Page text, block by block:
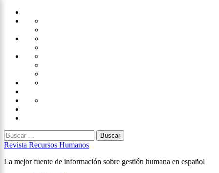
Saltar
Administración
Capacitación
Desarrollo
Gestión
Laborales
Selección
Buscar:
Revista Recursos Humanos
La mejor fuente de información sobre gestión humana en español